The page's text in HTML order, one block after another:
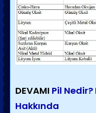
DEVAMI Pil Nedir?
Hakkında